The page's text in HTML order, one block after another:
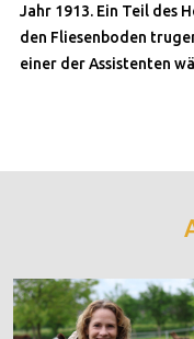
Jahr 1913. Ein Teil des
den Fliesenboden
einer der Assistenten